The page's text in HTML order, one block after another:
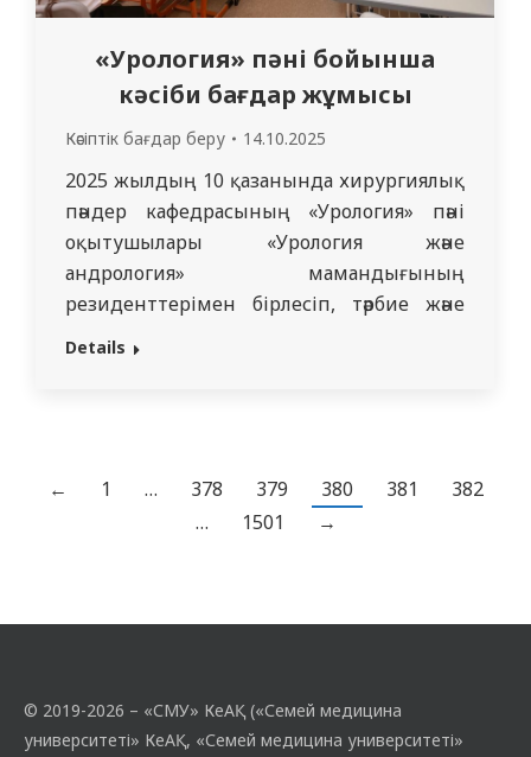
«Урология» пәні бойынша
кәсіби бағдар жұмысы
Кәсіптік бағдар беру 14.10.2025
2025 жылдың 10 қазанында хирургиялық
пәндер кафедрасының «Урология» пәні
оқытушылары «Урология және
андрология» мамандығының
резиденттерімен бірлесіп, тәрбие және
кәсіби бағдар жұмысы жоспарына сәйкес
оларды болашақта университетке түсуге
ынталандыру болды. Кездесуді кафедра
Details
← 1 … 378 379 380 381
382
…
1501 →
© 2019-2026 – «СМУ» КеАҚ («Семей медицина
университеті» КеАҚ, «Семей медицина университеті»